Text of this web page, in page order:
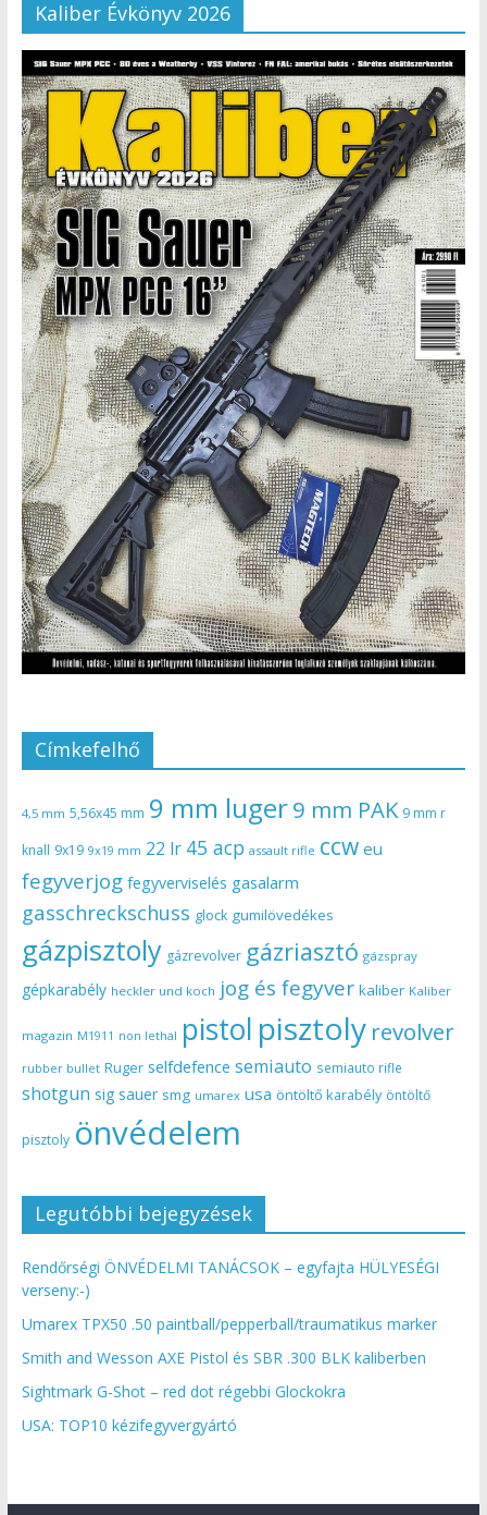
Kaliber Évkönyv 2026
Címkefelhő
4,5 mm 5,56x45 mm 9 mm luger9 mm PAK 9 mm r
knall 9x19 9x19 mm 22 lr 45 acp assault rifle ccw eu
fegyverjog fegyverviselés gasalarm
gasschreckschuss glock gumilövedékes
gázpisztoly gázrevolver gázriasztó gázspray
gépkarabély heckler und koch jog és fegyver kaliber Kaliber
magazin M1911 non lethal pistol pisztoly revolver
rubber bullet Ruger selfdefence semiauto semiauto rifle
shotgun sig sauer smg umarex usa öntöltő karabély öntöltő
pisztoly önvédelem
Legutóbbi bejegyzések
Rendőrségi ÖNVÉDELMI TANÁCSOK – egyfajta HÜLYESÉGI
verseny:-)
Umarex TPX50 .50 paintball/pepperball/traumatikus marker
Smith and Wesson AXE Pistol és SBR .300 BLK kaliberben
Sightmark G-Shot – red dot régebbi Glockokra
USA: TOP10 kézifegyvergyártó